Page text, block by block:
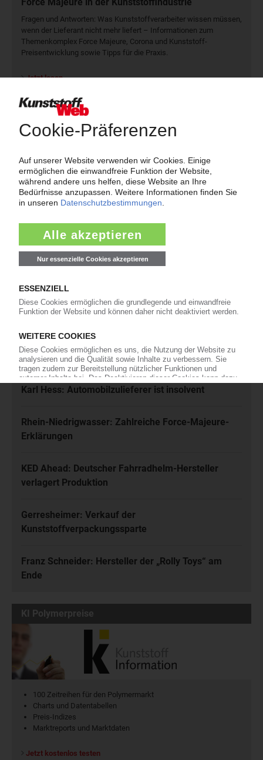
Fragen und Antworten: Was Kunst­stoff­verarbeiter wissen müssen,
wenn der Lieferant nicht mehr liefert – Informationen zum
Themenkomplex Force Majeure, Corona und Kunststoff-
Preisentwicklung sowie Tipps für die Praxis.
Jetzt lesen
Newsletter
Kunststoffbranche – jeden Tag brandaktuell!
und akzeptiere diese.
Meistgelesen
Karl Hess: Automobilzulieferer ist insolvent
Rhein-Niedrigwasser: Zahlreiche Force-Majeure-
Erklärungen
KED Ahead: Deutscher Fahrradhelm-Hersteller
verlagert Produktion
Gerresheimer: Verkauf der
Kunststoffverpackungssparte
Franz Schneider: Hersteller der „Rolly Toys“ am
Ende
KI Polymerpreise
100 Zeitreihen für den Polymermarkt
Charts und Datentabellen
Preis-Indizes
Marktreports und Marktdaten
Jetzt kostenlos testen